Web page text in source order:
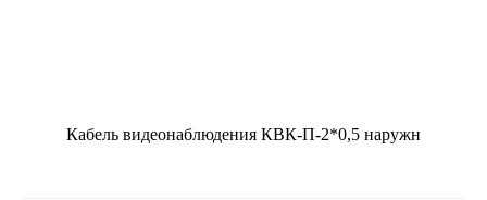
Кабель видеонаблюдения КВК-П-2*0,5 наружн